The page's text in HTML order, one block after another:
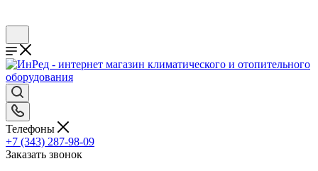
Телефоны
+7 (343) 287-98-09
Заказать звонок